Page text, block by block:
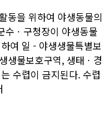
동을 위하여 야생동물의
수ㆍ구청장이 야생동물
여 일 - 야생생물특별보
생물보호구역, 생태ㆍ경
수렵이 금지된다. 수렵